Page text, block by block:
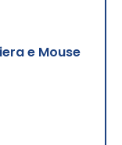
e Mouse